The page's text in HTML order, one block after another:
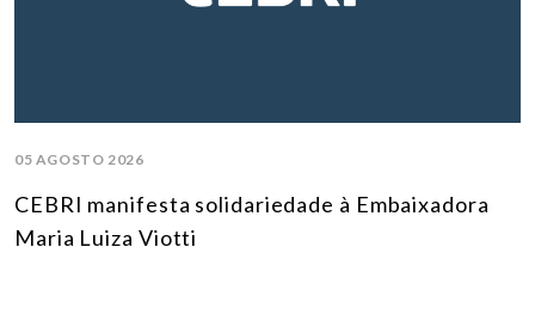
05 AGOSTO 2026
CEBRI manifesta solidariedade à Embaixadora
Maria Luiza Viotti